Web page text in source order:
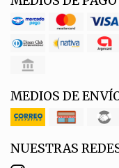
MEDIOS DE
NUESTRAS